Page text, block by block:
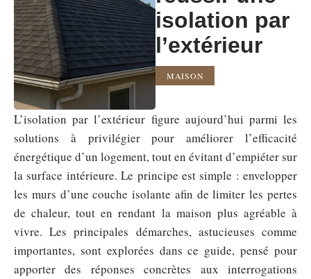
isolation par
l’extérieur
MAISON
L’isolation par l’extérieur figure aujourd’hui parmi les
solutions à privilégier pour améliorer l’efficacité
énergétique d’un logement, tout en évitant d’empiéter sur
la surface intérieure. Le principe est simple : envelopper
les murs d’une couche isolante afin de limiter les pertes
de chaleur, tout en rendant la maison plus agréable à
vivre. Les principales démarches, astucieuses comme
importantes, sont explorées dans ce guide, pensé pour
apporter des réponses concrètes aux interrogations